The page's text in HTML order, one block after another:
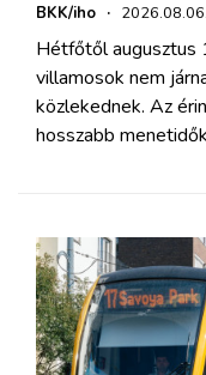
BKK/iho ·
Hétfőtől
villamosok nem
közlekednek. Az
hosszabb